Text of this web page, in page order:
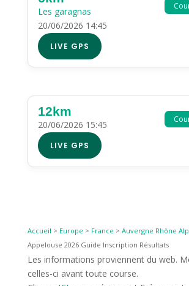
Les garagnas
20/06/2026 14:45
LIVE GPS
12km
20/06/2026 15:45
LIVE GPS
Accueil > Europe > France > Auvergne Rhône
Appelouse 2026 Guide Inscription Résultats
Les informations proviennent du web.
celles-ci avant toute course.